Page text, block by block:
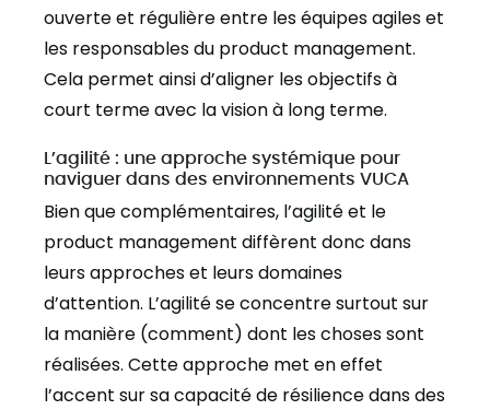
ouverte et régulière entre les équipes agiles et
les responsables du product management.
Cela permet ainsi d’aligner les objectifs à
court terme avec la vision à long terme.
L’agilité : une approche systémique pour
naviguer dans des environnements VUCA
Bien que complémentaires, l’agilité et le
product management diffèrent donc dans
leurs approches et leurs domaines
d’attention. L’agilité se concentre surtout sur
la manière (comment) dont les choses sont
réalisées. Cette approche met en effet
l’accent sur sa capacité de résilience dans des